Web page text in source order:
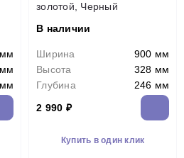
золотой, Черный
В наличии
Ширина
900 мм
Высота
328 мм
Глубина
246 мм
2 990 ₽
Купить в один клик